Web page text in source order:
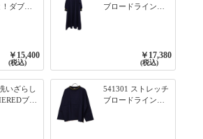
ダブル
バー 101オ
×ネイビ
ド
￥15,400
(税込)
ブロードライン入
ワンピース 79ネイ
￥17,380
(税込)
いざらし
ブシ
541301 ストレッチ
ブロードライン入